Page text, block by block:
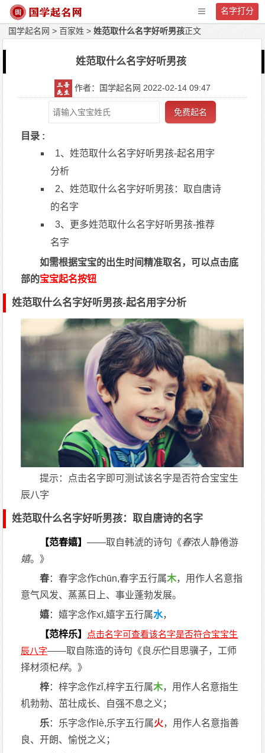
名字打分
国学起名网 >百家姓 >姓范取什么名字好听男孩正文
姓范取什么名字好听男孩
作者：国学起名网 2022-02-14 09:47
免费起名
目录 :
1、姓范取什么名字好听男孩-起名用字
分析
2、姓范取什么名字好听男孩：取自唐诗
的名字
3、更多姓范取什么名字好听男孩-推荐
名字
如需根据宝宝的出生时间精准取名，可以点击底
部的宝宝起名按钮
姓范取什么名字好听男孩-起名用字分析
提示：点击名字即可测试该名字是否符合宝宝生
辰八字
姓范取什么名字好听男孩：取自唐诗的名字
【范春嬉】——取自韩淲的诗句《春浓人静倦游
嬉。》
春：春字念作chūn,春字五行属木，用作人名意指
意气风发、蒸蒸日上、事业蓬勃发展。
嬉：嬉字念作xī,嬉字五行属水，
【范梓乐】
——取自陈造的诗句《良乐伫目思骥子，工师
择材须杞梓。》
梓：梓字念作zǐ,梓字五行属木，用作人名意指生
机勃勃、茁壮成长、自强不息之义；
乐：乐字念作lè,乐字五行属火，用作人名意指善
良、开朗、愉悦之义；